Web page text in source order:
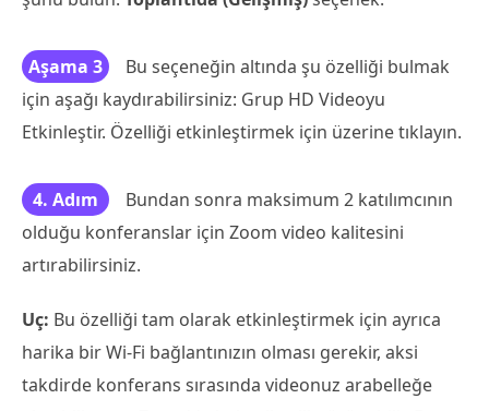
Aşama 3
Bu seçeneğin altında şu özelliği bulmak
için aşağı kaydırabilirsiniz: Grup HD Videoyu
Etkinleştir. Özelliği etkinleştirmek için üzerine tıklayın.
4. Adım
Bundan sonra maksimum 2 katılımcının
olduğu konferanslar için Zoom video kalitesini
artırabilirsiniz.
Uç: Bu özelliği tam olarak etkinleştirmek için ayrıca
harika bir Wi-Fi bağlantınızın olması gerekir, aksi
takdirde konferans sırasında videonuz arabelleğe